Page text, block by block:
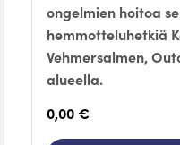
ongelmien hoitoa
hemmotteluhetkiä
Vehmersalmen,
alueella.
0,00 €